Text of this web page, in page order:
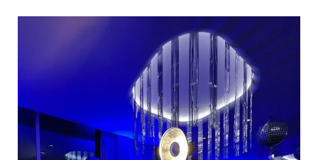
Parādi
Savu
Šarmu!